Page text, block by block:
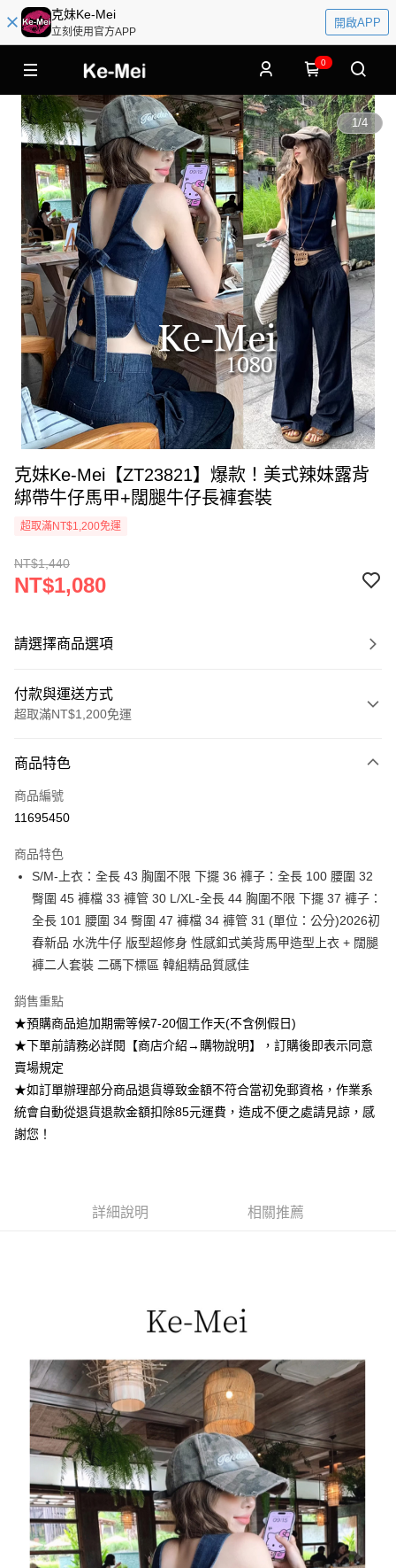
克妹Ke-Mei
立刻使用官方APP
開啟APP
0
1/4
克妹Ke-Mei【ZT23821】爆款！美式辣妹露背
綁帶牛仔馬甲+闊腿牛仔長褲套裝
超取滿NT$1,200免運
NT$1,440
NT$1,080
請選擇商品選項
付款與運送方式
超取滿NT$1,200免運
信用卡一次付款
超商取貨付款
ATM付款
運送方式
全家付款取貨
每筆NT$85，滿NT$1,200(含以上)免運費
付款後全家取貨
每筆NT$85，滿NT$1,200(含以上)免運費
每筆NT$85，滿NT$1,200(含以上)免運費
付款後7-11取貨
每筆NT$85，滿NT$1,200(含以上)免運費
商品特色
商品編號
11695450
商品特色
S/M-上衣：全長 43 胸圍不限 下擺 36 褲子：全長 100 腰圍 32
臀圍 45 褲檔 33 褲管 30 L/XL-全長 44 胸圍不限 下擺 37 褲子：
全長 101 腰圍 34 臀圍 47 褲檔 34 褲管 31 (單位：公分)2026初
春新品 水洗牛仔 版型超修身 性感釦式美背馬甲造型上衣 + 闊腿
褲二人套裝 二碼下標區 韓組精品質感佳
銷售重點
★預購商品追加期需等候7-20個工作天(不含例假日)
★下單前請務必詳閱【商店介紹→購物說明】，訂購後即表示同意
賣場規定
★如訂單辦理部分商品退貨導致金額不符合當初免郵資格，作業系
統會自動從退貨退款金額扣除85元運費，造成不便之處請見諒，感
謝您！
詳細說明 相關推薦